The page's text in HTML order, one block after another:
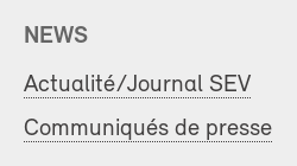
NEWS
Actualité/Journal SEV
Communiqués de presse